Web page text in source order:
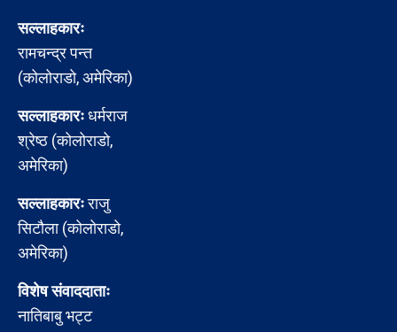
सल्लाहकारः
रामचन्द्र पन्त
(कोलोराडो, अमेरिका)
सल्लाहकारःधर्मराज
श्रेष्ठ (कोलोराडो,
अमेरिका)
सल्लाहकारःराजु
सिटौला (कोलोराडो,
अमेरिका)
विशेष संवाददाताः
नातिबाबु भट्ट